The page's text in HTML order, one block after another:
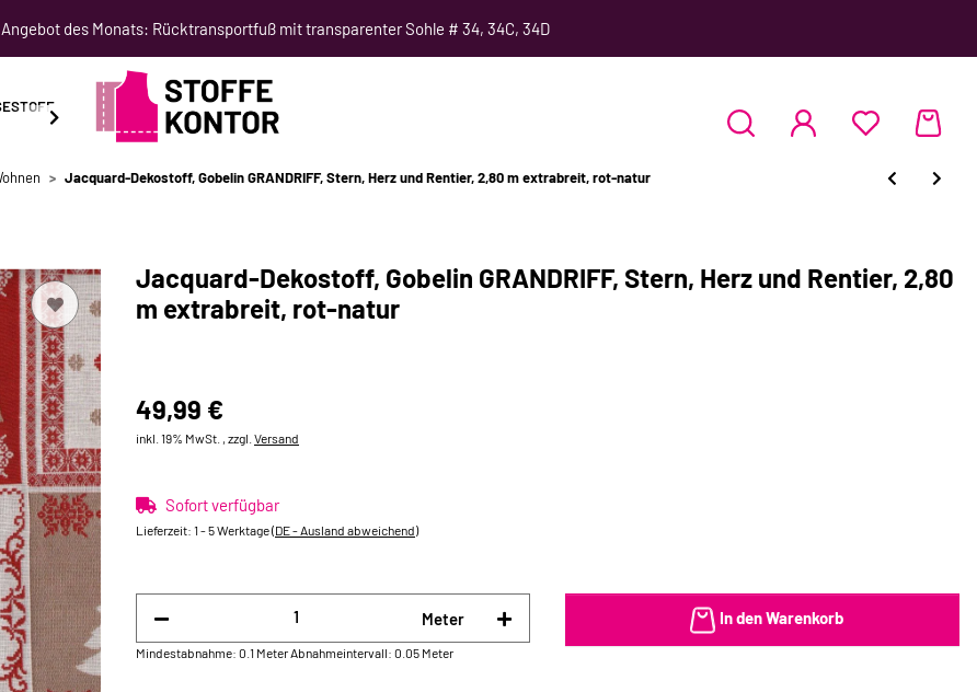
Angebot des Monats: Rücktransportfuß mit transparenter Sohle # 34, 34C, 34D
SCHNITTMUSTER NÄHKURSE
Jacquard-Dekostoff, Gobelin GRANDRIFF, Stern, Herz und Rentier, 2,80 m extrabreit, rot-natur
Jacquard-Dekostoff, Gobelin GRANDRIFF, Stern, Herz und Rentier, 2,80
m extrabreit, rot-natur
49,99 €
inkl. 19% MwSt. , zzgl. Versand
Sofort verfügbar
Lieferzeit: 1 - 5 Werktage(DE - Ausland abweichend)
Meter
Mindestabnahme: 0.1 MeterAbnahmeintervall: 0.05 Meter
In den Warenkorb